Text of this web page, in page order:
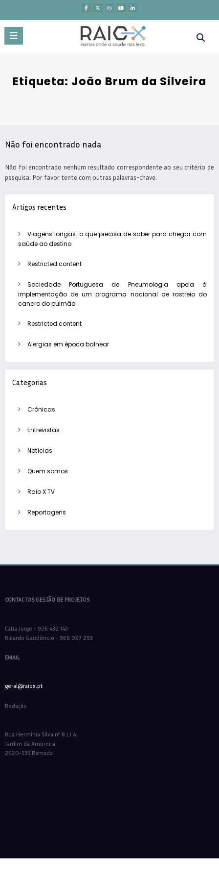
o
conteúdo
Etiqueta: João Brum da Silveira
Não foi encontrado nada
Não foi encontrado nenhum resultado correspondente ao seu critério de
pesquisa. Por favor tente com outras palavras-chave.
Artigos recentes
Viagens longas: o que precisa de saber para chegar com
saúde ao destino
Restricted content
Sociedade Portuguesa de Pneumologia apela à
implementação de um programa nacional de rastreio do
cancro do pulmão
Restricted content
Alergias em época balnear
Categorias
Crónicas
Entrevistas
Notícias
Quem somos
Raio X TV
Reportagens
CONTACTOS GESTÃO DE PROJETOS
Cátia Jorge - 926 432 143
Ricardo Gaudêncio - 966 097 293
EMAIL
geral@raiox.pt
Redação
Rua Hermínia Silva nº 8 LJ A,
Jardim da Amoreira
2620-535 Ramada